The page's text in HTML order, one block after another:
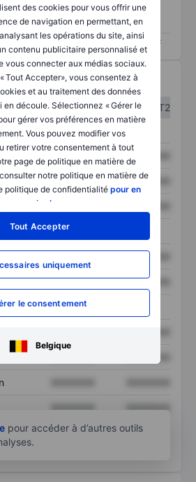
des cookies pour vous offrir une
de navigation en permettant, en
les opérations du site, ainsi
contenu publicitaire personnalisé et
vous connecter aux médias sociaux.
Tout Accepter», vous consentez à
et au traitement des données
en découle. Sélectionnez « Gérer le
gérer vos préférences en matière
Vous pouvez modifier vos
retirer votre consentement à tout
page de politique en matière de
notre politique en matière de
politique de confidentialité pour en
savoir plus
Tout Accepter
uniquement
le consentement
Belgique
ESG (en anglais)
/
T1
T2
XXXXXXX XXXXXXX
XXXXXXX XXXXXXX
XXXXXXX
XXXXXXX XXXXXXX
XXXXXXX
XXXXXXX
pour accéder à d’autres outils